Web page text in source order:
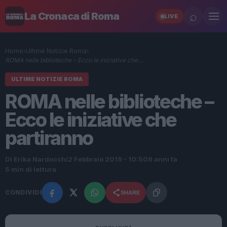
La Cronaca di Roma LIVE ⌕
Home› Ultime Notizie Roma›
ROMA nelle biblioteche – Ecco le iniziative che…
ULTIME NOTIZIE ROMA
ROMA nelle biblioteche –
Ecco le iniziative che
partiranno
Di Erika Nardocchi2 Febbraio 2019 - 10:508 anni fa
5 min di lettura
CONDIVIDI SHARE